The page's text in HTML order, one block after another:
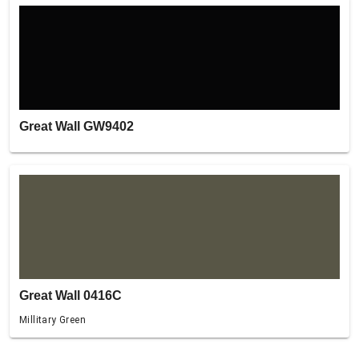
Great Wall GW9402
Great Wall 0416C
Millitary Green